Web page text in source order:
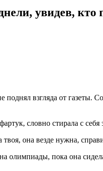
увидев,
взгляда от газеты.
словно стирала с себя
она везде нужна,
олимпиады, пока она